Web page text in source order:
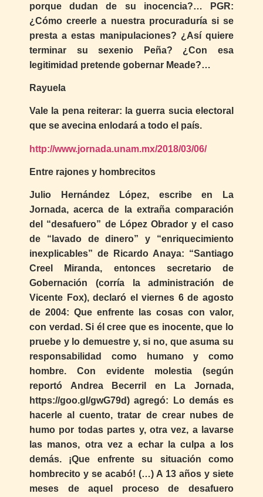
porque dudan de su inocencia?… PGR:
¿Cómo creerle a nuestra procuraduría si se
presta a estas manipulaciones? ¿Así quiere
terminar su sexenio Peña? ¿Con esa
legitimidad pretende gobernar Meade?…
Rayuela
Vale la pena reiterar: la guerra sucia electoral
que se avecina enlodará a todo el país.
http://www.jornada.unam.mx/2018/03/06/
Entre rajones y hombrecitos
Julio Hernández López, escribe en La
Jornada, acerca de la extraña comparación
del “desafuero” de López Obrador y el caso
de “lavado de dinero” y “enriquecimiento
inexplicables” de Ricardo Anaya: “Santiago
Creel Miranda, entonces secretario de
Gobernación (corría la administración de
Vicente Fox), declaró el viernes 6 de agosto
de 2004: Que enfrente las cosas con valor,
con verdad. Si él cree que es inocente, que lo
pruebe y lo demuestre y, si no, que asuma su
responsabilidad como humano y como
hombre. Con evidente molestia (según
reportó Andrea Becerril en La Jornada,
https://goo.gl/gwG79d) agregó: Lo demás es
hacerle al cuento, tratar de crear nubes de
humo por todas partes y, otra vez, a lavarse
las manos, otra vez a echar la culpa a los
demás. ¡Que enfrente su situación como
hombrecito y se acabó! (…) A 13 años y siete
meses de aquel proceso de desafuero